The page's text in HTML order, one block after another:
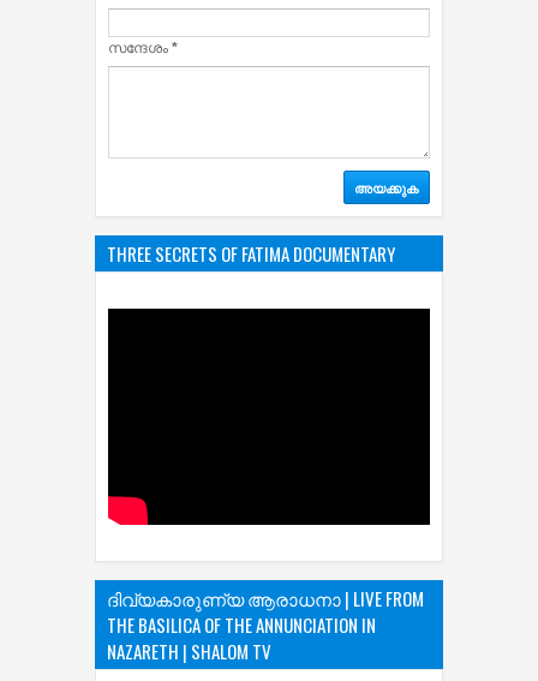
സന്ദേശം *
THREE SECRETS OF FATIMA DOCUMENTARY
ദിവ്യകാരുണ്യ ആരാധനാ | LIVE FROM
THE BASILICA OF THE ANNUNCIATION IN
NAZARETH | SHALOM TV